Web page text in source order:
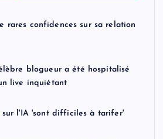
rares confidences sur sa relation
blogueur a été hospitalisé
live inquiétant
sur l'IA 'sont difficiles à tarifer'